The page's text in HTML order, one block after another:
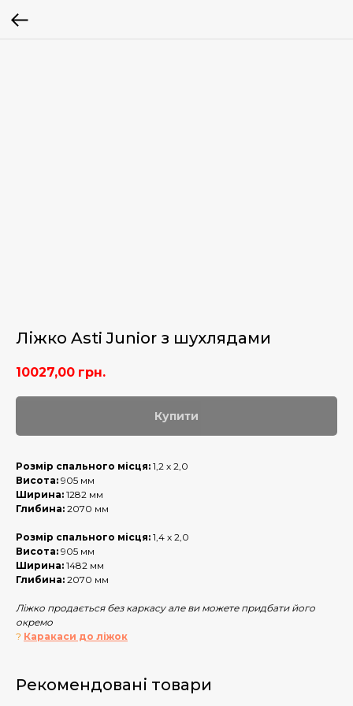
Ліжко Asti Junior з шухлядами
10027,00 грн.
Купити
Розмір спального місця: 1,2 х 2,0
Висота: 905 мм
Ширина: 1282 мм
Глибина: 2070 мм
Розмір спального місця: 1,4 х 2,0
Висота: 905 мм
Ширина: 1482 мм
Глибина: 2070 мм
Ліжко продається без каркасу але ви можете придбати його
окремо
? Каракаси до ліжок
Рекомендовані товари